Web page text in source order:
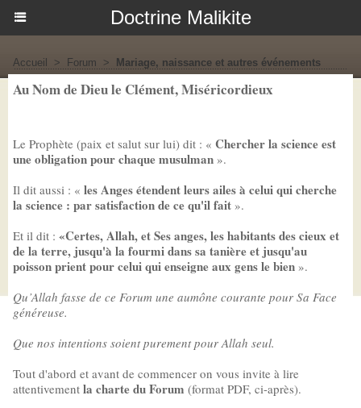
Doctrine Malikite
Accueil > Forum > Mariage, naissance et autres événements
Au Nom de Dieu le Clément, Miséricordieux
Le Prophète (paix et salut sur lui) dit : « Chercher la science est
une obligation pour chaque musulman ».
Il dit aussi : « les Anges étendent leurs ailes à celui qui cherche
la science : par satisfaction de ce qu'il fait ».
Et il dit : «Certes, Allah, et Ses anges, les habitants des cieux et
de la terre, jusqu'à la fourmi dans sa tanière et jusqu'au
poisson prient pour celui qui enseigne aux gens le bien ».
Qu’Allah fasse de ce Forum une aumône courante pour Sa Face
généreuse.
Que nos intentions soient purement pour Allah seul.
Tout d'abord et avant de commencer on vous invite à lire
attentivement la charte du Forum (format PDF, ci-après).